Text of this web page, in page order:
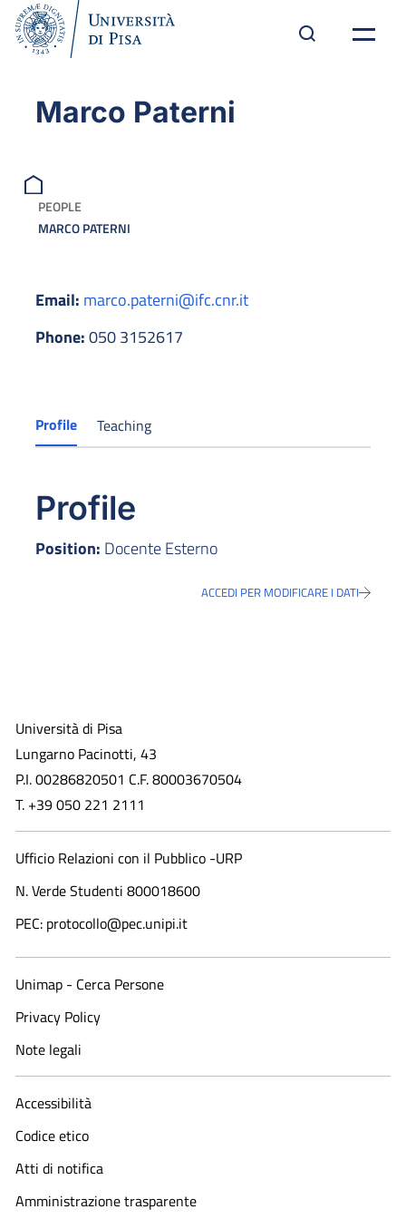
Marco Paterni
PEOPLE
MARCO PATERNI
Email: marco.paterni@ifc.cnr.it
Phone:050 3152617
Profile Teaching
Profile
Position: Docente Esterno
ACCEDI PER MODIFICARE I DATI
Università di Pisa
Lungarno Pacinotti, 43
P.I. 00286820501 C.F. 80003670504
T. +39 050 221 2111
Ufficio Relazioni con il Pubblico -URP
N. Verde Studenti 800018600​
PEC: protocollo@pec.unipi.it
Unimap - Cerca Persone
Privacy Policy
Note legali
Accessibilità
Codice etico
Atti di notifica
Amministrazione trasparente